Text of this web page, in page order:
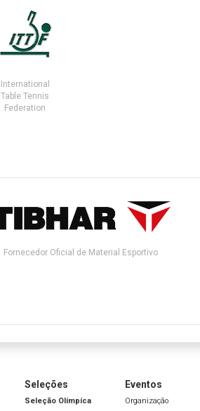
International
Table Tennis
Federation
Fornecedor Oficial de Material Esportivo
Seleções
Seleção Olímpíca
Eventos
Organização